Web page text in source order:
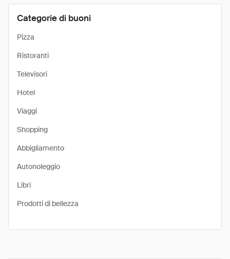
Categorie di buoni
Pizza
Ristoranti
Televisori
Hotel
Viaggi
Shopping
Abbigliamento
Autonoleggio
Libri
Prodotti di bellezza